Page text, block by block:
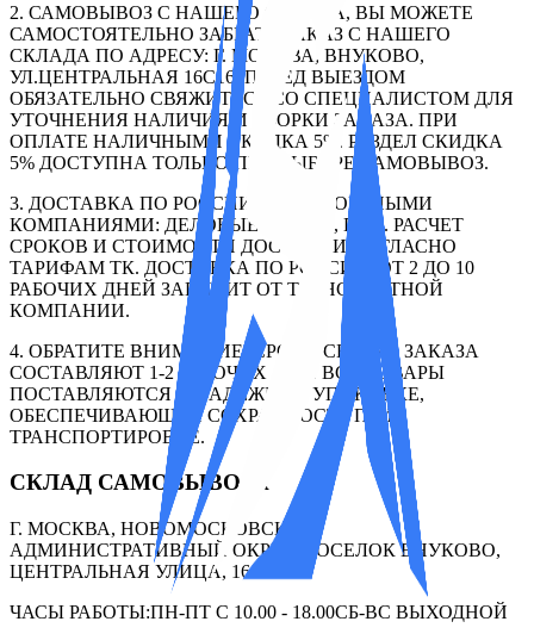
2. САМОВЫВОЗ С НАШЕГО СКЛАДА, ВЫ МОЖЕТЕ
САМОСТОЯТЕЛЬНО ЗАБРАТЬ ЗАКАЗ С НАШЕГО
СКЛАДА ПО АДРЕСУ: Г. МОСКВА, ВНУКОВО,
УЛ.ЦЕНТРАЛЬНАЯ 16С16. ПЕРЕД ВЫЕЗДОМ
ОБЯЗАТЕЛЬНО СВЯЖИТЕСЬ СО СПЕЦИАЛИСТОМ ДЛЯ
УТОЧНЕНИЯ НАЛИЧИЯ И СБОРКИ ЗАКАЗА. ПРИ
ОПЛАТЕ НАЛИЧНЫМИ СКИДКА 5%. РАЗДЕЛ СКИДКА
5% ДОСТУПНА ТОЛЬКО ПРИ ВЫБОРЕ САМОВЫВОЗ.
3. ДОСТАВКА ПО РОССИИ ТРАНСПОРТНЫМИ
КОМПАНИЯМИ: ДЕЛОВЫЕ ЛИНИИ, ПЭК. РАСЧЕТ
СРОКОВ И СТОИМОСТИ ДОСТАВКИ СОГЛАСНО
ТАРИФАМ ТК. ДОСТАВКА ПО РОССИИ: ОТ 2 ДО 10
РАБОЧИХ ДНЕЙ ЗАВИСИТ ОТ ТРАНСПОРТНОЙ
КОМПАНИИ.
4. ОБРАТИТЕ ВНИМАНИЕ: СРОКИ СБОРКИ ЗАКАЗА
СОСТАВЛЯЮТ 1-2 РАБОЧИХ ДНЯ. ВСЕ ТОВАРЫ
ПОСТАВЛЯЮТСЯ В НАДЕЖНОЙ УПАКОВКЕ,
ОБЕСПЕЧИВАЮЩЕЙ СОХРАННОСТЬ ПРИ
ТРАНСПОРТИРОВКЕ.
СКЛАД САМОВЫВОЗА
Г. МОСКВА, НОВОМОСКОВСКИЙ
АДМИНИСТРАТИВНЫЙ ОКРУГ, ПОСЕЛОК ВНУКОВО,
ЦЕНТРАЛЬНАЯ УЛИЦА, 16С12
ЧАСЫ РАБОТЫ:ПН-ПТ С 10.00 - 18.00СБ-ВС ВЫХОДНОЙ